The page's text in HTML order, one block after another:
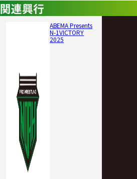
関連興行
ABEMA Presents
N-1VICTORY
2025